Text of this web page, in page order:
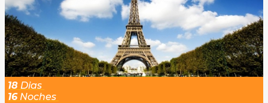
18 Dias
16Noches